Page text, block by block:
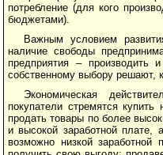
потребление (для кого
бюджетами).
Важным условием
наличие свободы
предприятия – производить
собственному выбору решают,
Экономическая
покупатели стремятся
продать товары по более
и высокой заработной плате,
возможно низкой заработной